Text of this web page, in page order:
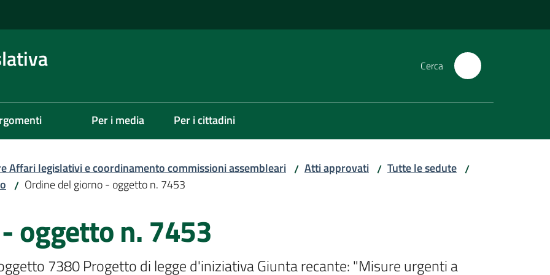
Cerca
Per i media Per i cittadini
Affari legislativi e coordinamento commissioni assembleari / Atti approvati / Tutte le sedute /
/ Ordine del giorno - oggetto n. 7453
oggetto n. 7453
7380 Progetto di legge d'iniziativa Giunta recante: "Misure urgenti a